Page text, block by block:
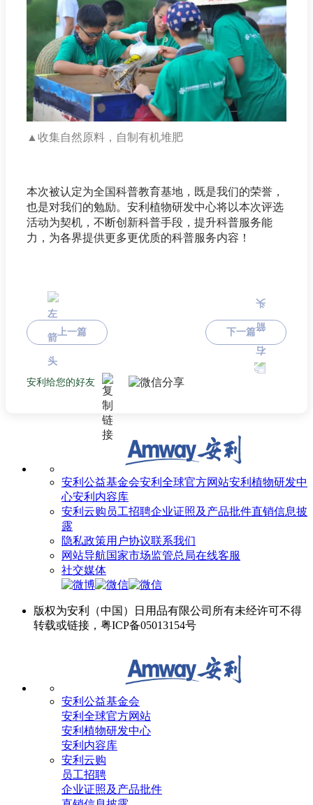
▲ 收集自然原料，自制有机堆肥
本次被认定为全国科普教育基地，既是我们的荣誉，
也是对我们的勉励。安利植物研发中心将以本次评选
活动为契机，不断创新科普手段，提升科普服务能
力，为各界提供更多更优质的科普服务内容！
上一篇 下一篇
安利给您的好友
安利公益基金会安利全球官方网站安利植物研发中
心安利内容库
安利云购 员工招聘企业证照及产品批件直销信息披
露
隐私政策用户协议联系我们
网站导航国家市场监管总局在线客服
社交媒体
版权为安利（中国）日用品有限公司所有未经许可不得
转载或链接，粤ICP备05013154号
安利公益基金会
安利全球官方网站
安利植物研发中心
安利内容库
安利云购
员工招聘
企业证照及产品批件